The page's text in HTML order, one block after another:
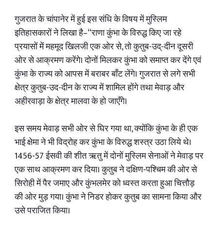
गुजरात के चांपानेर में हुई इस संधि के विषय में मुस्लिम
इतिहासकारों ने लिखा है–“राणा कुंभा के विरुद्ध किए जा रहे
प्रयासों में महमूद खिलजी एक ओर से, तो कुतुब-उद्-दीन दूसरी
ओर से आक्रमण करेंगे। दोनों मिलकर कुंभा को समाप्त कर देंगे एवं
कुंभा के राज्य को आपस में बराबर बाँट लेंगे। गुजरात से लगे सभी
क्षेत्र कुतुब-उद-दीन के राज्य में शामिल होंगे तथा मेवाड़ और
अहीरवाड़ा के क्षेत्र मालवा के हो जाएँगे।
इस समय मेवाड़ सभी ओर से घिर गया था, क्योंकि कुंभा के ही एक
भाई क्षेमा ने भी विद्रोह कर कुंभा के विरुद्ध शस्त्र उठा लिये थे।
1456-57 ईसवी की शीत ऋतु में दोनों मुस्लिम सेनाओं ने मेवाड़ पर
एक साथ आक्रमण कर दिया। कुतुब ने दक्षिण-पश्चिम की ओर से
सिरोही में पैर जमाए और कुंभलमेर को ध्वस्त करता हुआ चित्तौड़
की ओर मुड़ गया। कुंभा ने निडर होकर कुतुब का सामना किया और
उसे पराजित किया।